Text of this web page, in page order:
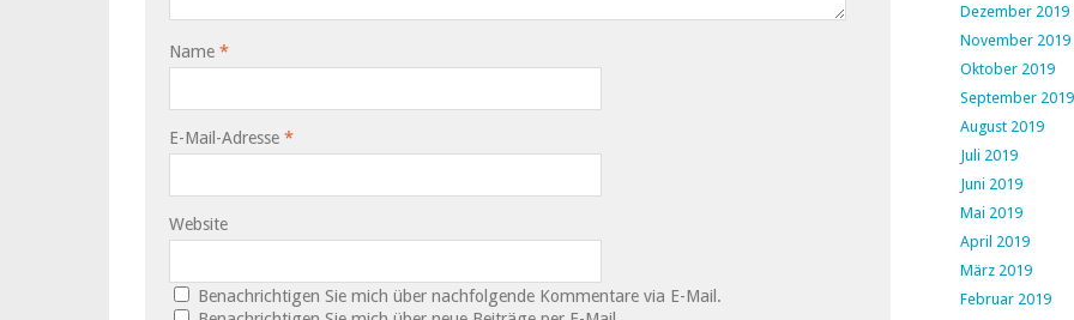
Name *
E-Mail-Adresse *
Website
Benachrichtigen Sie mich über nachfolgende Kommentare via E-Mail.
Dezember 2019
November 2019
Oktober 2019
September 2019
August 2019
Juli 2019
Juni 2019
Mai 2019
April 2019
März 2019
Februar 2019